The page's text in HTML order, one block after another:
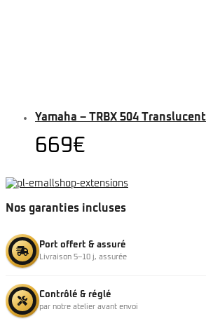
Yamaha – TRBX 504
669€
Nos garanties incluses
Port offert & assuré
Livraison 5–10 j, assurée
Contrôlé & réglé
par notre atelier avant envoi